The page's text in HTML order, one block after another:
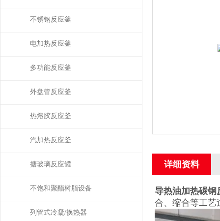
不锈钢反应釜
电加热反应釜
多功能反应釜
外盘管反应釜
热熔胶反应釜
汽加热反应釜
搪玻璃反应罐
不饱和聚酯树脂设备
列管式冷凝/换热器
详细资料
导热油加热碳钢
合、缩合等工艺